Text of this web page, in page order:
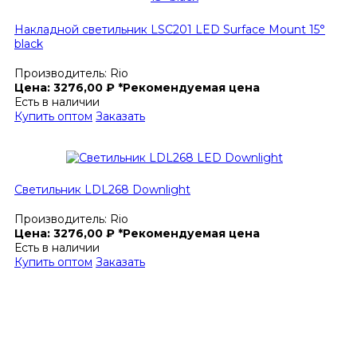
Накладной светильник LSC201 LED Surface Mount 15°
black
Производитель: Rio
Цена: 3276,00 ₽ *Рекомендуемая цена
Есть в наличии
Купить оптом Заказать
Светильник LDL268 Downlight
Производитель: Rio
Цена: 3276,00 ₽ *Рекомендуемая цена
Есть в наличии
Купить оптом Заказать